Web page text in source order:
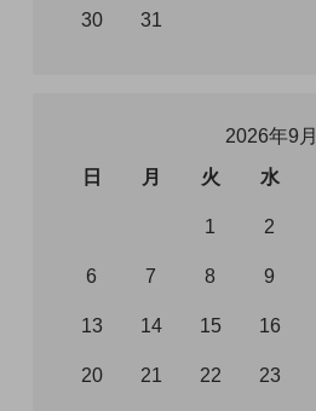
30 31
2026年9月
日
月 火 水
1 2
6 7 8 9
13 14 15 16
20 21 22 23